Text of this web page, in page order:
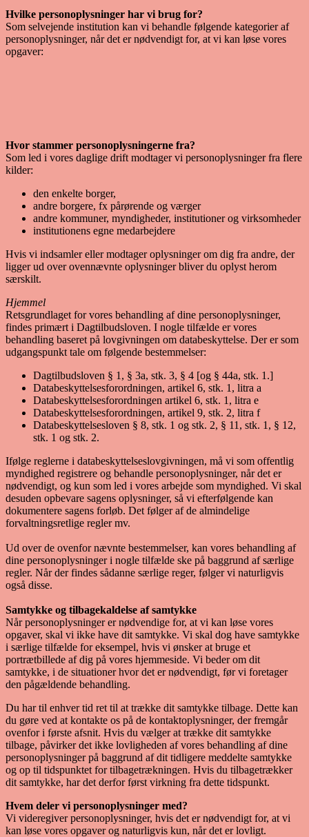
Hvilke personoplysninger har vi brug for?
Som selvejende institution kan vi behandle følgende kategorier af
personoplysninger, når det er nødvendigt for, at vi kan løse vores
opgaver:
Hvor stammer personoplysningerne fra?
Som led i vores daglige drift modtager vi personoplysninger fra flere
kilder:
den enkelte borger,
andre borgere, fx pårørende og værger
andre kommuner, myndigheder, institutioner og virksomheder
institutionens egne medarbejdere
Hvis vi indsamler eller modtager oplysninger om dig fra andre, der
ligger ud over ovennævnte oplysninger bliver du oplyst herom
særskilt.
Hjemmel
Retsgrundlaget for vores behandling af dine personoplysninger,
findes primært i Dagtilbudsloven. I nogle tilfælde er vores
behandling baseret på lovgivningen om databeskyttelse. Der er som
udgangspunkt tale om følgende bestemmelser:
Dagtilbudsloven § 1, § 3a, stk. 3, § 4 [og § 44a, stk. 1.]
Databeskyttelsesforordningen, artikel 6, stk. 1, litra a
Databeskyttelsesforordningen artikel 6, stk. 1, litra e
Databeskyttelsesforordningen, artikel 9, stk. 2, litra f
Databeskyttelsesloven § 8, stk. 1 og stk. 2, § 11, stk. 1, § 12,
stk. 1 og stk. 2.
Ifølge reglerne i databeskyttelseslovgivningen, må vi som offentlig
myndighed registrere og behandle personoplysninger, når det er
nødvendigt, og kun som led i vores arbejde som myndighed. Vi skal
desuden opbevare sagens oplysninger, så vi efterfølgende kan
dokumentere sagens forløb. Det følger af de almindelige
forvaltningsretlige regler mv.
Ud over de ovenfor nævnte bestemmelser, kan vores behandling af
dine personoplysninger i nogle tilfælde ske på baggrund af særlige
regler. Når der findes sådanne særlige reger, følger vi naturligvis
også disse.
Samtykke og tilbagekaldelse af samtykke
Når personoplysninger er nødvendige for, at vi kan løse vores
opgaver, skal vi ikke have dit samtykke. Vi skal dog have samtykke
i særlige tilfælde for eksempel, hvis vi ønsker at bruge et
portrætbillede af dig på vores hjemmeside. Vi beder om dit
samtykke, i de situationer hvor det er nødvendigt, før vi foretager
den pågældende behandling.
Du har til enhver tid ret til at trække dit samtykke tilbage. Dette kan
du gøre ved at kontakte os på de kontaktoplysninger, der fremgår
ovenfor i første afsnit. Hvis du vælger at trække dit samtykke
tilbage, påvirker det ikke lovligheden af vores behandling af dine
personoplysninger på baggrund af dit tidligere meddelte samtykke
og op til tidspunktet for tilbagetrækningen. Hvis du tilbagetrækker
dit samtykke, har det derfor først virkning fra dette tidspunkt.
Hvem deler vi personoplysninger med?
Vi videregiver personoplysninger, hvis det er nødvendigt for, at vi
kan løse vores opgaver og naturligvis kun, når det er lovligt.